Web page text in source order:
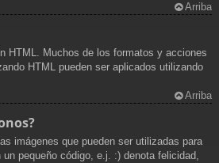
Arriba
HTML. Muchos de los formatos y acciones
HTML pueden ser aplicados utilizando
Arriba
imágenes que pueden ser utilizadas para
pequeño código, e.j. :) denota felicidad,